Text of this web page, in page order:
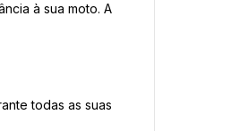
à sua moto. A
todas as suas